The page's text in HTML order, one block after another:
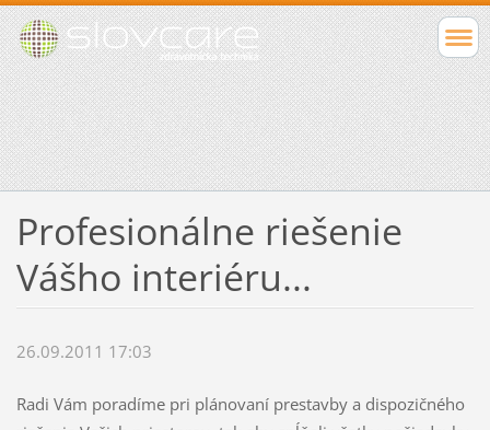
Profesionálne riešenie
Vášho interiéru...
26.09.2011 17:03
Radi Vám poradíme pri plánovaní prestavby a dispozičného